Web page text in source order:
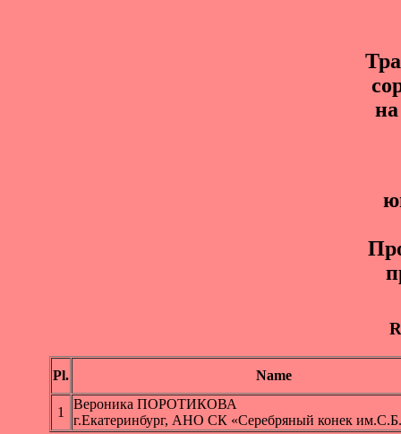
Pl. Name
1
Вероника ПОРОТИКОВА
г.Екатеринбург, АНО СК «Серебряный конек